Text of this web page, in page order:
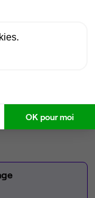
OK pour moi